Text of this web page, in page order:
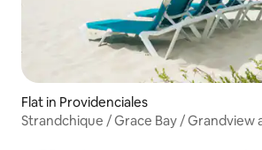
Flat in Providenciales
Strandchique / Grace Bay / Grandview